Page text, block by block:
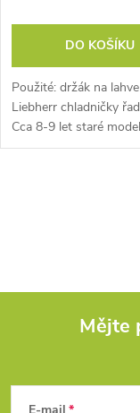
DO KOŠÍKU
Použité: držák na
Liebherr chladničky
Cca 8-9 let staré
Liebherr.
a
Mějte